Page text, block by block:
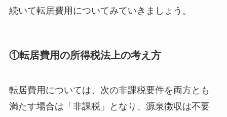
続いて転居費用についてみていきましょう。
①転居費用の所得税法上の考え方
転居費用については、次の非課税要件を両方とも
満たす場合は「非課税」となり、源泉徴収は不要